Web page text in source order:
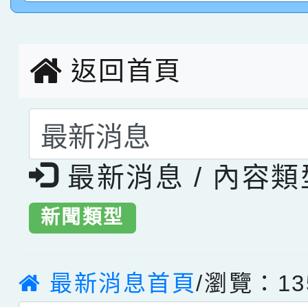
返回首頁
選擇後頁面內容會更
最新消息 / 內容類
新聞類型
最新消息首頁/瀏覽：